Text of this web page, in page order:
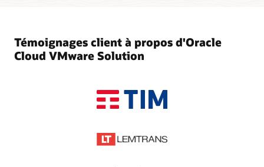
Témoignages client à propos d'Oracle
Cloud VMware Solution